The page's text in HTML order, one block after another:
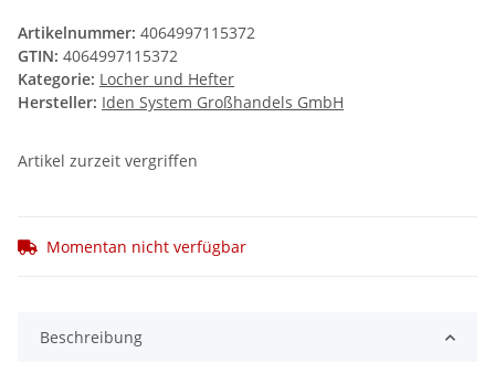
Artikelnummer: 4064997115372
GTIN: 4064997115372
Kategorie: Locher und Hefter
Hersteller: Iden System Großhandels GmbH
Artikel zurzeit vergriffen
Momentan nicht verfügbar
Beschreibung